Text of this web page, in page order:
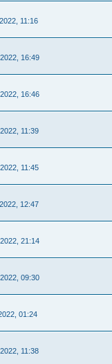
11:16
16:49
16:46
11:39
11:45
12:47
21:14
09:30
01:24
11:38